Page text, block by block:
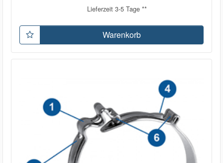
Lieferzeit 3-5 Tage **
Warenkorb